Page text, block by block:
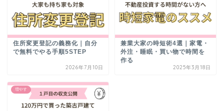
住所変更登記の義務化｜自分
で無料でやる手順5STEP
2026年7月10日
兼業大家の時短術4選｜家電・
外注・睡眠・買い物で時間を
作る
2025年3月18日
増やす